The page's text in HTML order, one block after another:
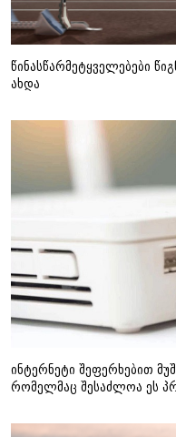
წინასწარმეტყველებები
ახდა
ინტერნეტი შეფერხებით
რომელმაც შესაძლოა ეს